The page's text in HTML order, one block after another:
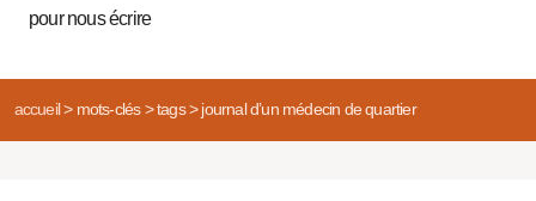
pour nous écrire
accueil> mots-clés> tags> journal d’un médecin de quartier